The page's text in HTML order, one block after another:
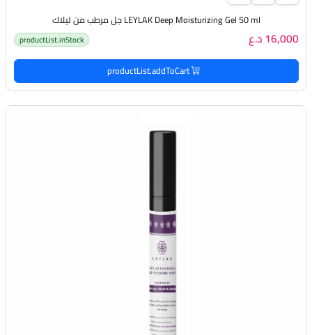
LEYLAK Deep Moisturizing Gel 50 ml جل مرطب من ليلاك
16,000 د.ع productList.inStock
productList.addToCart